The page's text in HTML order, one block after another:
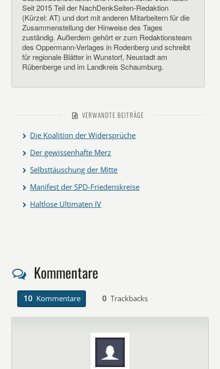
Seit 2015 Teil der NachDenkSeiten-Redaktion
(Kürzel: AT) und dort mit anderen Mitarbeitern für die
Zusammenstellung der Hinweise des Tages
zuständig. Außerdem gehört er zum Redaktionsteam
des Oppermann-Verlages in Rodenberg und schreibt
für regionale Blätter in Wunstorf, Neustadt am
Rübenberge und im Landkreis Schaumburg.
VERWANDTE BEITRÄGE
Die Koalition der Widersprüche
Der gewissenhafte Merz
Selbsttäuschung der Mitte
Manifest der SPD-Friedenskreise
Haltlose Ultimaten IV
Kommentare
10 Kommentare 0 Trackbacks